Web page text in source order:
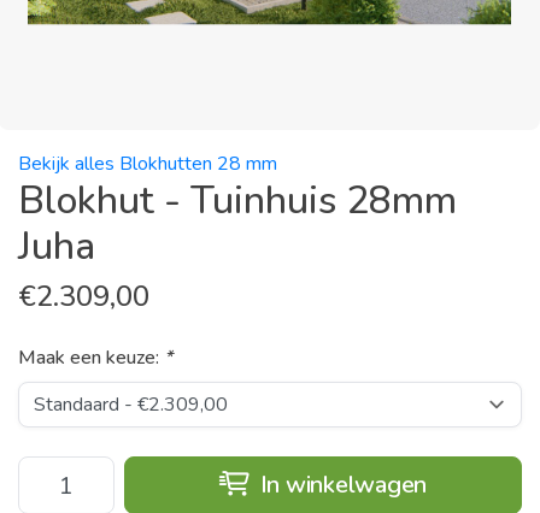
Bekijk alles Blokhutten 28 mm
Blokhut - Tuinhuis 28mm
Juha
€2.309,00
Maak een keuze: *
In winkelwagen